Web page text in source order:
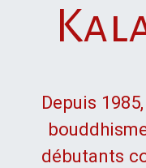
Depuis
débutants